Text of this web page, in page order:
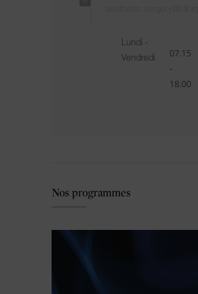
Lundi -
Vendredi
07.15
-
18.00
Nos programmes